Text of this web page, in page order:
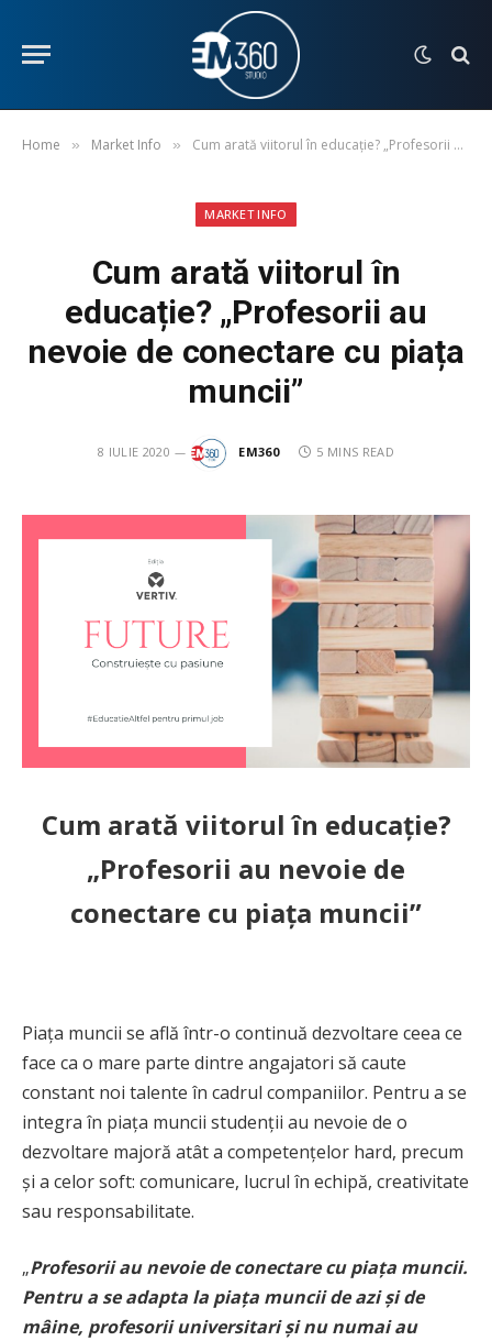
Home » Market Info » Cum arată viitorul în educație? „Profesorii au nevoie de conectare cu piața muncii”
MARKET INFO
Cum arată viitorul în
educație? „Profesorii au
nevoie de conectare cu piața
muncii”
8 IULIE 2020 EM360 5 MINS READ
Cum arată viitorul în educație?
„Profesorii au nevoie de
conectare cu piața muncii”
Piața muncii se află într-o continuă dezvoltare ceea ce
face ca o mare parte dintre angajatori să caute
constant noi talente în cadrul companiilor. Pentru a se
integra în piața muncii studenții au nevoie de o
dezvoltare majoră atât a competențelor hard, precum
și a celor soft: comunicare, lucrul în echipă, creativitate
sau responsabilitate.
„Profesorii au nevoie de conectare cu piața muncii.
Pentru a se adapta la piața muncii de azi și de
mâine, profesorii universitari și nu numai au